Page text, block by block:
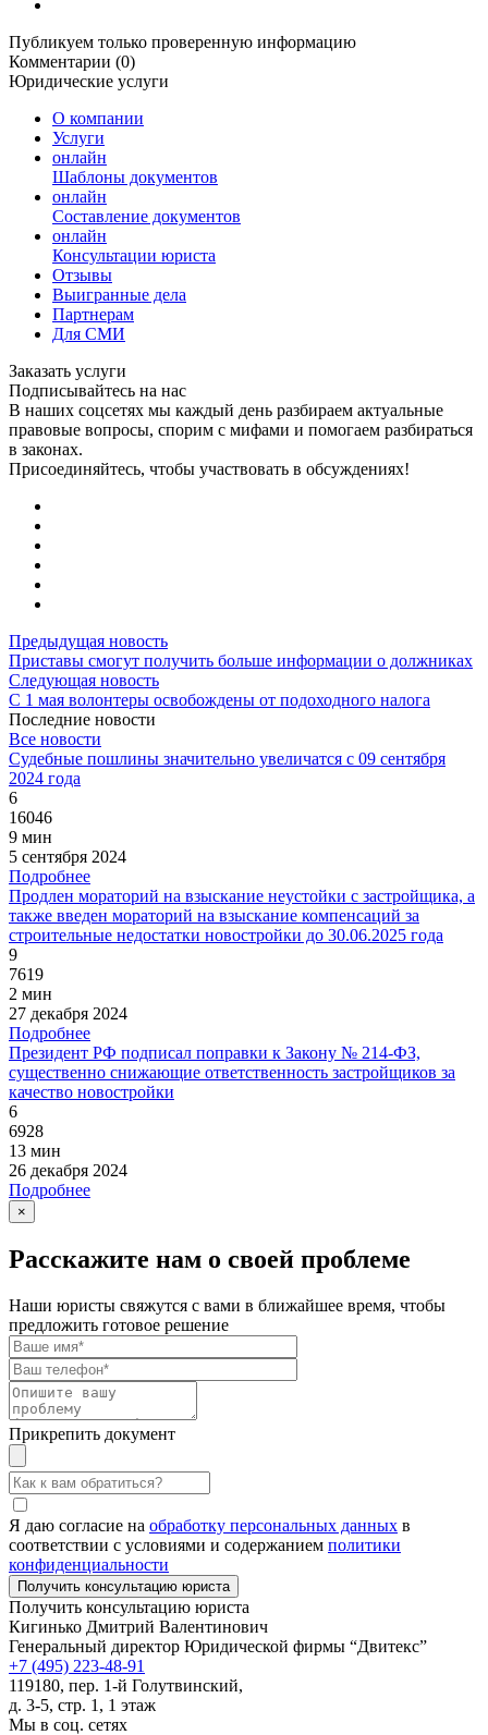
Публикуем только проверенную информацию
Комментарии (0)
Юридические услуги
О компании
Услуги
онлайн
Шаблоны документов
онлайн
Составление документов
онлайн
Консультации юриста
Отзывы
Выигранные дела
Партнерам
Для СМИ
Заказать услуги
Подписывайтесь на нас
В наших соцсетях мы каждый день разбираем актуальные
правовые вопросы, спорим с мифами и помогаем разбираться
в законах.
Присоединяйтесь, чтобы участвовать в обсуждениях!
Предыдущая новость
Приставы смогут получить больше информации о должниках
Следующая новость
С 1 мая волонтеры освобождены от подоходного налога
Последние новости
Все новости
Судебные пошлины значительно увеличатся с 09 сентября
2024 года
6
16046
9 мин
5 сентября 2024
Подробнее
Продлен мораторий на взыскание неустойки с застройщика, а
также введен мораторий на взыскание компенсаций за
строительные недостатки новостройки до 30.06.2025 года
9
7619
2 мин
27 декабря 2024
Подробнее
Президент РФ подписал поправки к Закону № 214-ФЗ,
существенно снижающие ответственность застройщиков за
качество новостройки
6
6928
13 мин
26 декабря 2024
Подробнее
×
Расскажите нам о своей проблеме
Наши юристы свяжутся с вами в ближайшее время, чтобы
предложить готовое решение
Прикрепить документ
Я даю согласие на обработку персональных данных в
соответствии с условиями и содержанием политики
конфиденциальности
Получить консультацию юриста
Кигинько Дмитрий Валентинович
Генеральный директор Юридической фирмы “Двитекс”
+7 (495) 223-48-91
119180, пер. 1-й Голутвинский,
д. 3-5, стр. 1, 1 этаж
Мы в соц. сетях